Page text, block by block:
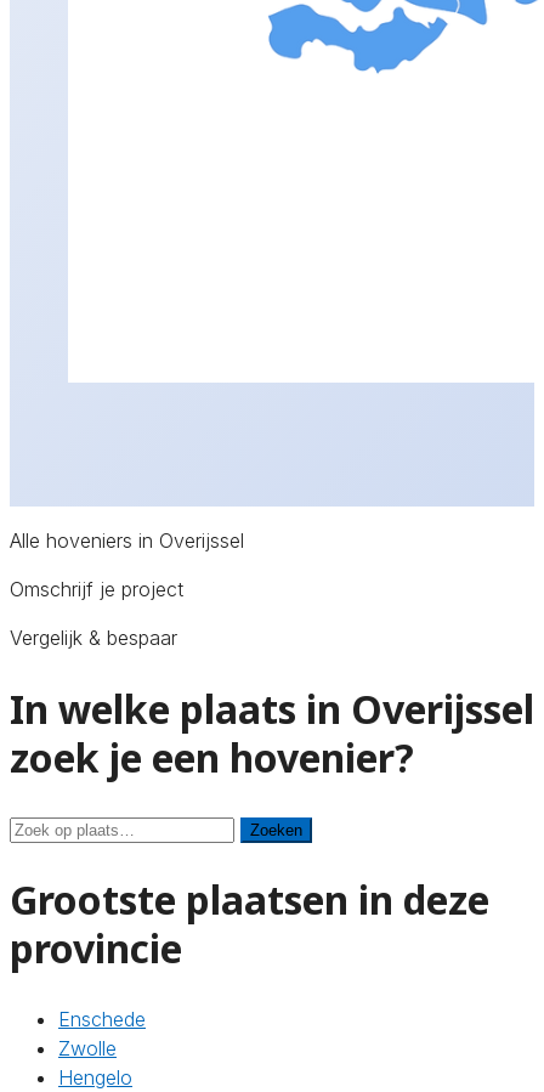
Alle hoveniers in Overijssel
Omschrijf je project
Vergelijk & bespaar
In welke plaats in Overijssel
zoek je een hovenier?
Zoeken Zoeken
Grootste plaatsen in deze
provincie
Enschede
Zwolle
Hengelo